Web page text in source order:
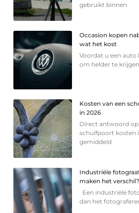
gebruikt binnen
Occasion kopen
wat het kost
Voordat u een
om helder te krijgen
Kosten van een
in 2026
Direct antwoord
schuifpoort kosten
gemiddeld
Industriële
maken het verschil?
Een industriële
dan het